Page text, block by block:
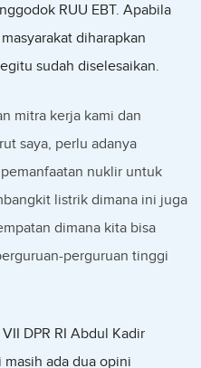
RUU EBT. Apabila
diharapkan
sudah diselesaikan.
mitra kerja kami dan
saya, perlu adanya
nuklir untuk
listrik dimana ini juga
dimana kita bisa
perguruan tinggi
DPR RI Abdul Kadir
ada dua opini